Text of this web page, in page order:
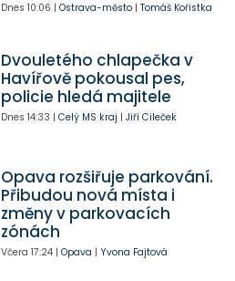
Dnes 10:06 | Ostrava-město| Tomáš Kořistka
Dvouletého chlapečka v
Havířově pokousal pes,
policie hledá majitele
Dnes 14:33 | Celý MS kraj | Jiří Cileček
Opava rozšiřuje parkování.
Přibudou nová místa i
změny v parkovacích
zónách
Včera 17:24| Opava | Yvona Fajtová